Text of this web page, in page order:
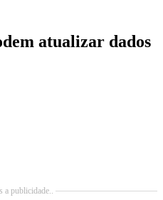
atualizar dados
a publicidade..